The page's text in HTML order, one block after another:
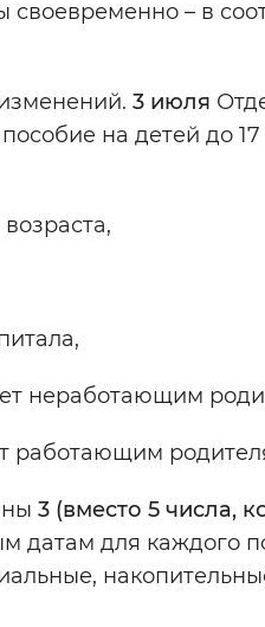
– в
3 июля
на детей до
неработающим
работающим
3 (вместо 5 числа,
датам для каждого